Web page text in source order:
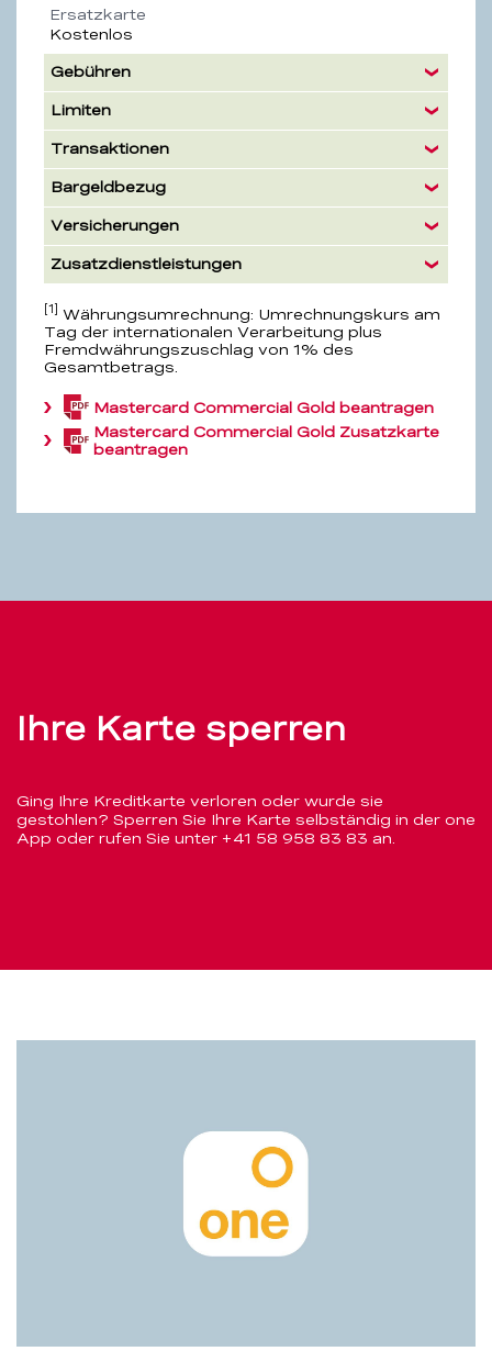
Ersatzkarte
Kostenlos
Gebühren
Limiten
Transaktionen
Bargeldbezug
Versicherungen
Zusatzdienstleistungen
[1]
Währungsumrechnung: Umrechnungskurs am
Tag der internationalen Verarbeitung plus
Fremdwährungszuschlag von 1% des
Gesamtbetrags.
Mastercard Commercial Gold beantragen
(PDF,
1.1
MB)
Mastercard Commercial Gold Zusatzkarte
beantragen
(PDF,
Ihre
sperren
Ihre Karte sperren
Ging Ihre Kreditkarte verloren oder wurde sie
gestohlen? Sperren Sie Ihre Karte selbständig in der one
App oder rufen Sie unter +41 58 958 83 83 an.